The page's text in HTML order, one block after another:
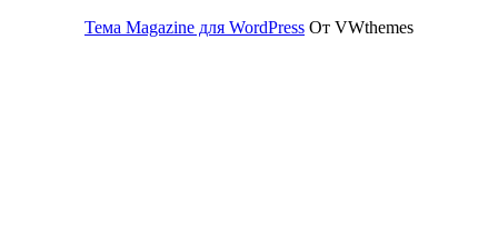
Тема Magazine для WordPress От VWthemes